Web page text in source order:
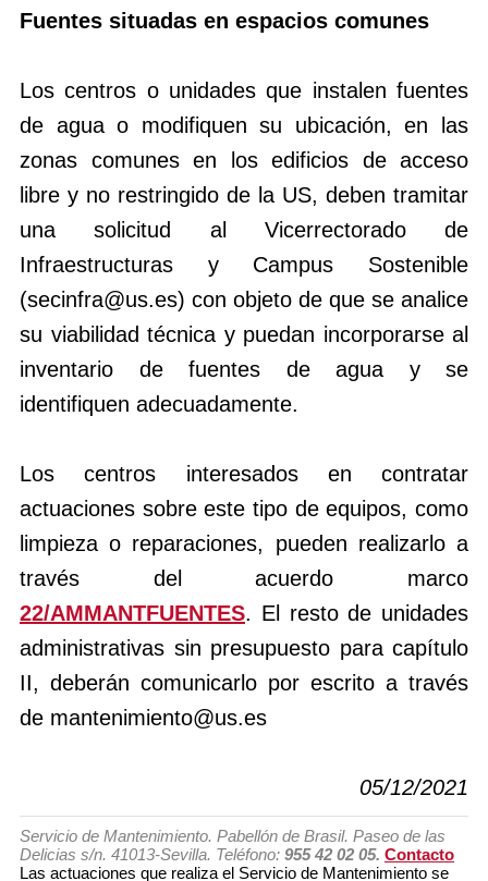
Fuentes situadas en espacios comunes
Los centros o unidades que instalen fuentes
de agua o modifiquen su ubicación, en las
zonas comunes en los edificios de acceso
libre y no restringido de la US, deben tramitar
una solicitud al Vicerrectorado de
Infraestructuras y Campus Sostenible
(secinfra@us.es) con objeto de que se analice
su viabilidad técnica y puedan incorporarse al
inventario de fuentes de agua y se
identifiquen adecuadamente.
Los centros interesados en contratar
actuaciones sobre este tipo de equipos, como
limpieza o reparaciones, pueden realizarlo a
través del acuerdo marco
22/AMMANTFUENTES. El resto de unidades
administrativas sin presupuesto para capítulo
II, deberán comunicarlo por escrito a través
de mantenimiento@us.es
05/12/2021
Servicio de Mantenimiento. Pabellón de Brasil. Paseo de las
Delicias s/n. 41013-Sevilla. Teléfono: 955 42 02 05. Contacto
Las actuaciones que realiza el Servicio de Mantenimiento se